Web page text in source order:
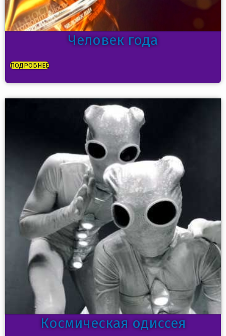
Человек года
ПОДРОБНЕЕ
Космическая одиссея